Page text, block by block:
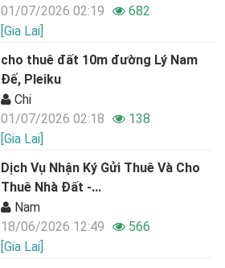
01/07/2026 02:19
682
[Gia Lai]
cho thuê đất 10m đường Lý Nam
Đế, Pleiku
Chi
01/07/2026 02:18
138
[Gia Lai]
Dịch Vụ Nhận Ký Gửi Thuê Và Cho
Thuê Nhà Đất -...
Nam
18/06/2026 12:49
566
[Gia Lai]